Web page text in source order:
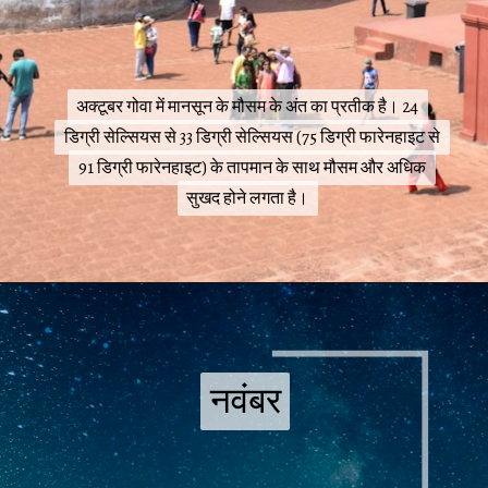
अक्टूबर गोवा में मानसून के मौसम के अंत का प्रतीक है। 24
डिग्री सेल्सियस से 33 डिग्री सेल्सियस (75 डिग्री फारेनहाइट से
91 डिग्री फारेनहाइट) के तापमान के साथ मौसम और अधिक
सुखद होने लगता है।
अक्टूबर गोवा में मानसून के मौसम के अंत का प्रतीक है। 24
डिग्री सेल्सियस से 33 डिग्री सेल्सियस (75 डिग्री फारेनहाइट से
91 डिग्री फारेनहाइट) के तापमान के साथ मौसम और अधिक
सुखद होने लगता है।
नवंबर
नवंबर